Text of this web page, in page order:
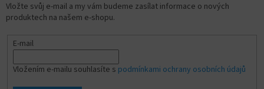
Vložte svůj e-mail a my vám budeme zasílat informace o nových
produktech na našem e-shopu.
E-mail
Vložením e-mailu souhlasíte s podmínkami ochrany osobních údajů